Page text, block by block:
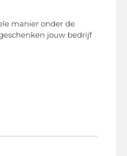
manier onder de
jouw bedrijf